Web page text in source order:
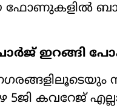
ചാര്‍ജ് ഇറങ്ങി
കവറേജ്